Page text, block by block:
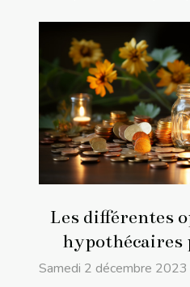
Les différentes
hypothécaires
votre
Samedi 2 décembre